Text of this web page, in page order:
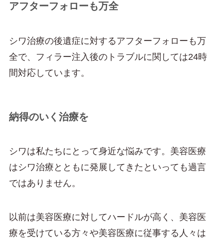
アフターフォローも万全
シワ治療の後遺症に対するアフターフォローも万
全で、フィラー注入後のトラブルに関しては24時
間対応しています。
納得のいく治療を
シワは私たちにとって身近な悩みです。美容医療
はシワ治療とともに発展してきたといっても過言
ではありません。
以前は美容医療に対してハードルが高く、美容医
療を受けている方々や美容医療に従事する人々は